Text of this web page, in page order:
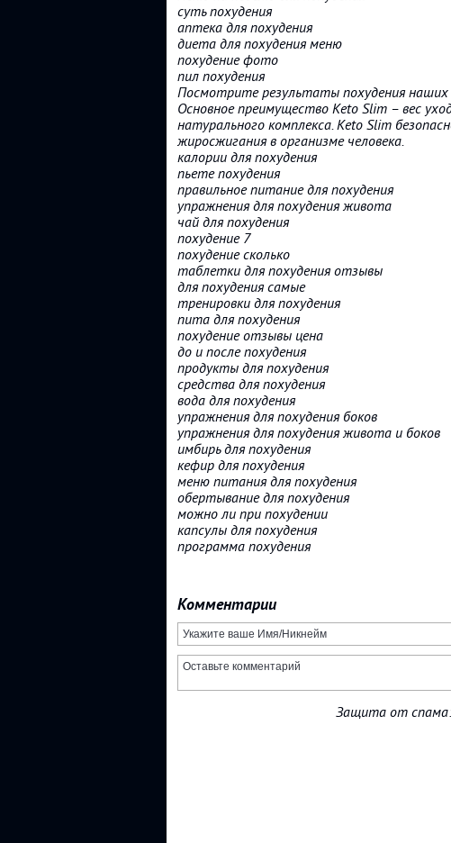
суть похудения
аптека для похудения
диета для похудения меню
похудение фото
пил похудения
Посмотрите результаты похудения наших
Основное преимущество Keto Slim – вес
натурального комплекса. Keto Slim
жиросжигания в организме человека.
калории для похудения
пьете похудения
правильное питание для похудения
упражнения для похудения живота
чай для похудения
похудение 7
похудение сколько
таблетки для похудения отзывы
для похудения самые
тренировки для похудения
пита для похудения
похудение отзывы цена
до и после похудения
продукты для похудения
средства для похудения
вода для похудения
упражнения для похудения боков
упражнения для похудения живота и боков
имбирь для похудения
кефир для похудения
меню питания для похудения
обертывание для похудения
можно ли при похудении
капсулы для похудения
программа похудения
Комментарии
Защита от